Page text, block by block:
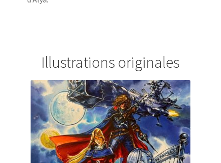
Illustrations originales